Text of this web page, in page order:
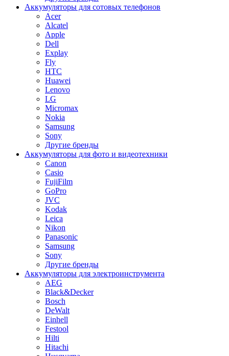
Аккумуляторы для сотовых телефонов
Acer
Alcatel
Apple
Dell
Explay
Fly
HTC
Huawei
Lenovo
LG
Micromax
Nokia
Samsung
Sony
Другие бренды
Аккумуляторы для фото и видеотехники
Canon
Casio
FujiFilm
GoPro
JVC
Kodak
Leica
Nikon
Panasonic
Samsung
Sony
Другие бренды
Аккумуляторы для электроинструмента
AEG
Black&Decker
Bosch
DeWalt
Einhell
Festool
Hilti
Hitachi